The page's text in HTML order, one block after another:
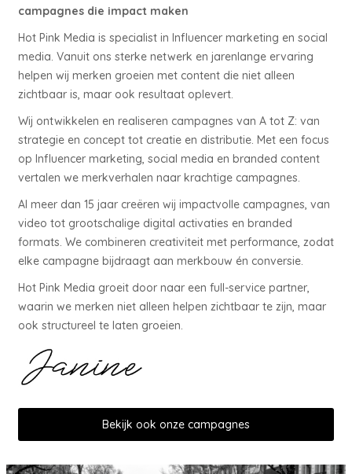
campagnes die impact maken
Hot Pink Media is specialist in Influencer marketing en social
media. Vanuit ons sterke netwerk en jarenlange ervaring
helpen wij merken groeien met content die niet alleen
zichtbaar is, maar ook resultaat oplevert.
Wij ontwikkelen en realiseren campagnes van A tot Z: van
strategie en concept tot creatie en distributie. Met een focus
op Influencer marketing, social media en branded content
vertalen we merkverhalen naar krachtige campagnes.
Al meer dan 15 jaar creëren wij impactvolle campagnes, van
video tot grootschalige digital activaties en branded
formats. We combineren creativiteit met performance, zodat
elke campagne bijdraagt aan merkbouw én conversie.
Hot Pink Media groeit door naar een full-service partner,
waarin we merken niet alleen helpen zichtbaar te zijn, maar
ook structureel te laten groeien.
Bekijk ook onze campagnes